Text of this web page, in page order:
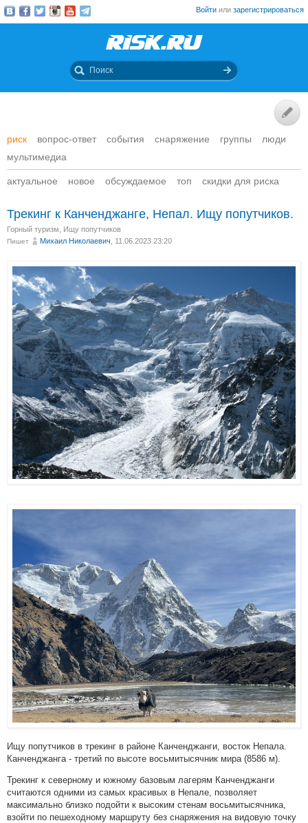
Войти или зарегистрироваться
риск вопрос-ответ события снаряжение группы
люди
мультимедиа
актуальное новое обсуждаемое топ скидки для риска
Трекинг к Канченджанге, Непал. Ищу попутчиков.
Горный туризм Ищу попутчиков
Пишет Михаил Николаевич , 11.06.2023 23:20
Ищу попутчиков в трекинг в районе Канченджанги, восток Непала.
Канченджанга - третий по высоте восьмитысячник мира (8586 м).
Трекинг к северному и южному базовым лагерям Канченджанги
считаются одними из самых красивых в Непале, позволяет
максимально близко подойти к высоким стенам восьмитысячника,
взойти по пешеходному маршруту без снаряжения на видовую точку